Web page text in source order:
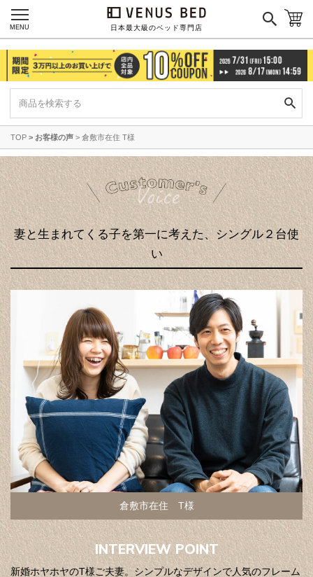
日本最大級のベッド専門店
MENU
TOP お客様の声 倉敷市在住 T様
妻と生まれてくる子を第一に考えた、シングル２台使
い
倉敷市在住 T様
INTERVIEW POINT
新婚ホヤホヤのT様ご夫妻。シンプルなデザインで人気のフレーム